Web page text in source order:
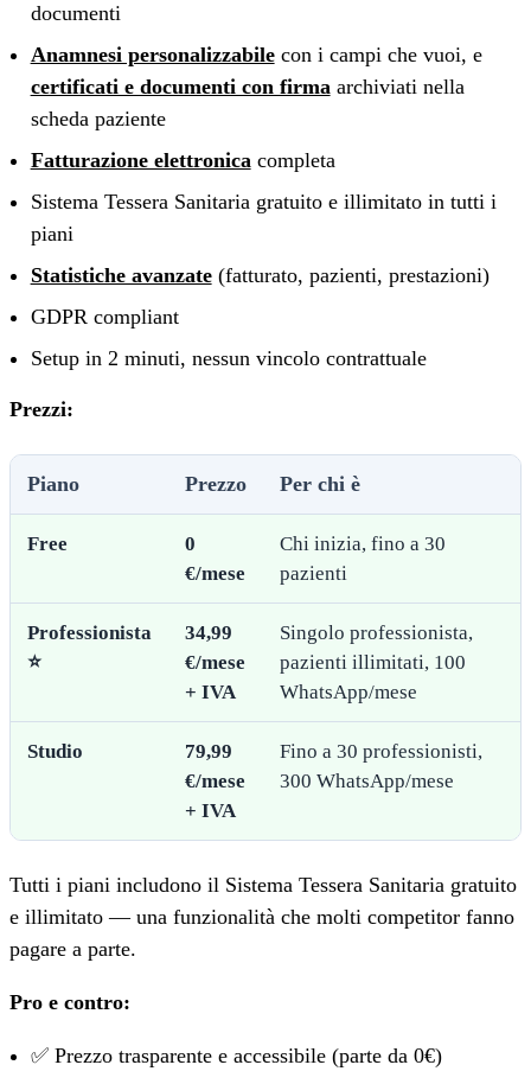
documenti
Anamnesi personalizzabilecon i campi che vuoi, e
certificati e documenti con firmaarchiviati nella
scheda paziente
Fatturazione elettronicacompleta
Sistema Tessera Sanitaria gratuito e illimitato in tutti i
piani
Statistiche avanzate(fatturato, pazienti, prestazioni)
GDPR compliant
Setup in 2 minuti, nessun vincolo contrattuale
Prezzi:
Piano Prezzo Per chi è
Free
0
€/mese
Chi inizia, fino a 30
pazienti
Professionista
⭐
34,99
€/mese
+ IVA
Singolo professionista,
pazienti illimitati, 100
WhatsApp/mese
Studio
79,99
€/mese
+ IVA
Fino a 30 professionisti,
300 WhatsApp/mese
Tutti i piani includono il Sistema Tessera Sanitaria gratuito
e illimitato — una funzionalità che molti competitor fanno
pagare a parte.
Pro e contro:
✅ Prezzo trasparente e accessibile (parte da 0€)